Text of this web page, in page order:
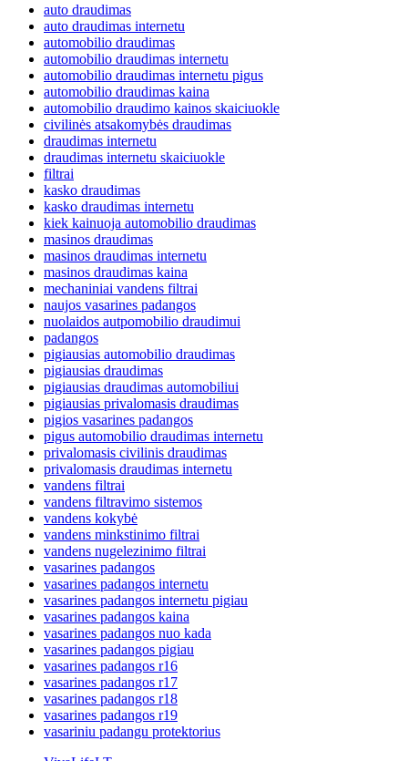
auto draudimas
auto draudimas internetu
automobilio draudimas
automobilio draudimas internetu
automobilio draudimas internetu pigus
automobilio draudimas kaina
automobilio draudimo kainos skaiciuokle
civilinės atsakomybės draudimas
draudimas internetu
draudimas internetu skaiciuokle
filtrai
kasko draudimas
kasko draudimas internetu
kiek kainuoja automobilio draudimas
masinos draudimas
masinos draudimas internetu
masinos draudimas kaina
mechaniniai vandens filtrai
naujos vasarines padangos
nuolaidos autpomobilio draudimui
padangos
pigiausias automobilio draudimas
pigiausias draudimas
pigiausias draudimas automobiliui
pigiausias privalomasis draudimas
pigios vasarines padangos
pigus automobilio draudimas internetu
privalomasis civilinis draudimas
privalomasis draudimas internetu
vandens filtrai
vandens filtravimo sistemos
vandens kokybė
vandens minkstinimo filtrai
vandens nugelezinimo filtrai
vasarines padangos
vasarines padangos internetu
vasarines padangos internetu pigiau
vasarines padangos kaina
vasarines padangos nuo kada
vasarines padangos pigiau
vasarines padangos r16
vasarines padangos r17
vasarines padangos r18
vasarines padangos r19
vasariniu padangu protektorius